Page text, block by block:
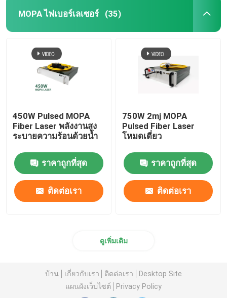
MOPA ไฟเบอร์เลเซอร์ (35)
450W Pulsed MOPA
Fiber Laser พลังงานสูง
ระบายความร้อนด้วยน้ำ
ราคาถูกที่สุด
ติดต่อเรา
750W 2mj MOPA
Pulsed Fiber Laser
โหมดเดี่ยว
ราคาถูกที่สุด
ติดต่อเรา
ดูเพิ่มเติม
บ้าน เกี่ยวกับเรา ติดต่อเรา
Desktop Site
แผนผังเว็บไซต์
Privacy Policy